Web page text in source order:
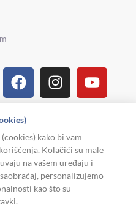
FacebookInstagram
Linkedin
Viber
TiktokPinterest
kako bi vam
Kolačići su male
na vašem uređaju i
personalizujemo
kao što su